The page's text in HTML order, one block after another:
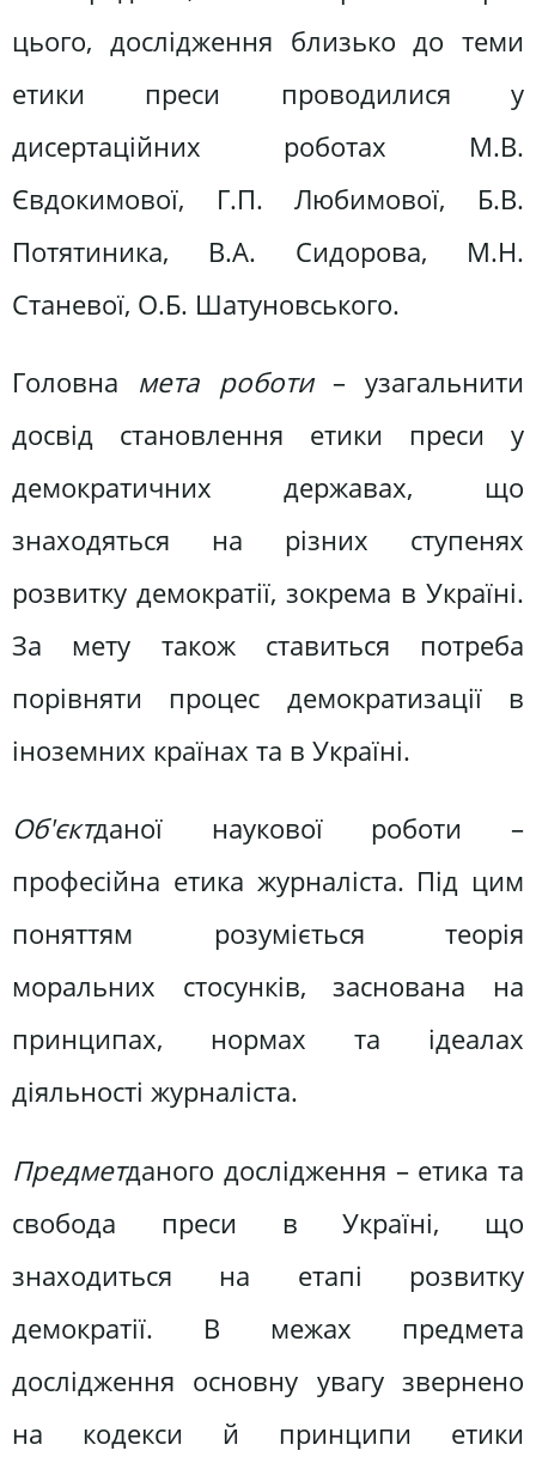
цього, дослідження близько до теми
етики преси проводилися у
дисертаційних роботах М.В.
Євдокимової, Г.П. Любимової, Б.В.
Потятиника, В.А. Сидорова, М.Н.
Станевої, О.Б. Шатуновського.
Головна мета роботи– узагальнити
досвід становлення етики преси у
демократичних державах, що
знаходяться на різних ступенях
розвитку демократії, зокрема в Україні.
За мету також ставиться потреба
порівняти процес демократизації в
іноземних країнах та в Україні.
Об'єктданої наукової роботи –
професійна етика журналіста. Під цим
поняттям розуміється теорія
моральних стосунків, заснована на
принципах, нормах та ідеалах
діяльності журналіста.
Предметданого дослідження – етика та
свобода преси в Україні, що
знаходиться на етапі розвитку
демократії. В межах предмета
дослідження основну увагу звернено
на кодекси й принципи етики